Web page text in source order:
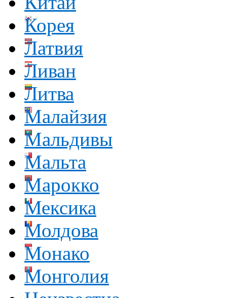
Корея
Латвия
Ливан
Литва
Малайзия
Мальдивы
Мальта
Марокко
Мексика
Молдова
Монако
Монголия